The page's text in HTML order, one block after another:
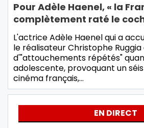
Pour Adèle Haenel, « la
complètement raté le
L'actrice Adèle Haenel qui a
le réalisateur Christophe Ruggia
d'"attouchements répétés"
adolescente, provoquant un
cinéma français,…
EN DIRECT